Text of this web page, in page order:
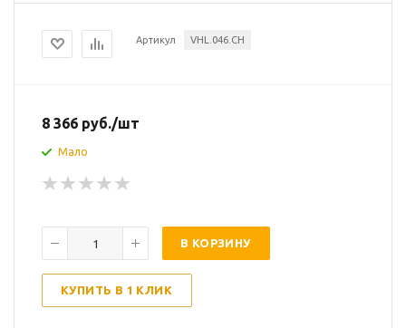
Артикул VHL.046.CH
8 366 руб./шт
Мало
В КОРЗИНУ
КУПИТЬ В 1 КЛИК